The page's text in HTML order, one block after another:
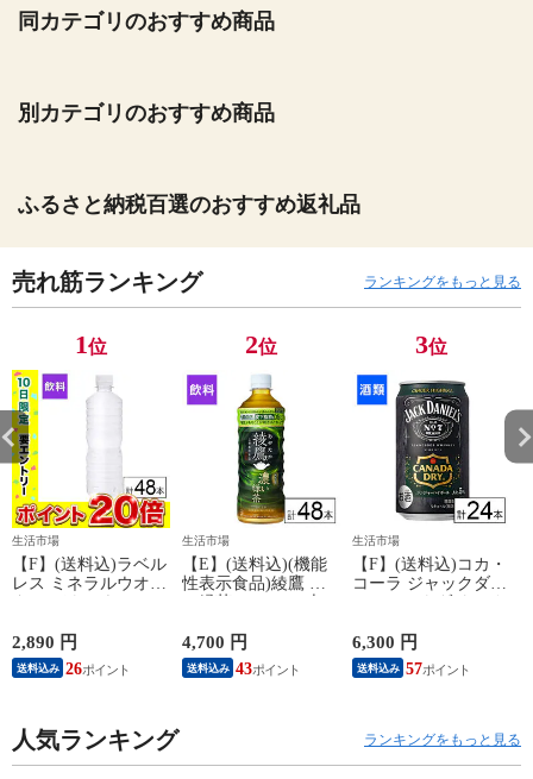
同カテゴリのおすすめ商品
別カテゴリのおすすめ商品
ふるさと納税百選のおすすめ返礼品
売れ筋ランキング ランキングをもっと見る
1位
生活市場
【F】(送料込)ラベル
レス ミネラルウオー
本《沖縄・離島配送
不可》
2,890 円
送料込み 26
2位
生活市場
【E】(送料込)(機能
性表示食品)綾鷹 濃
可》
4,700 円
送料込み 43
3位
生活市場
【F】(送料込)コカ・
コーラ ジャックダニ
ル 350ml×24本《沖
縄・離島配送不可》
6,300 円
送料込み 57
人気ランキング ランキングをもっと見る